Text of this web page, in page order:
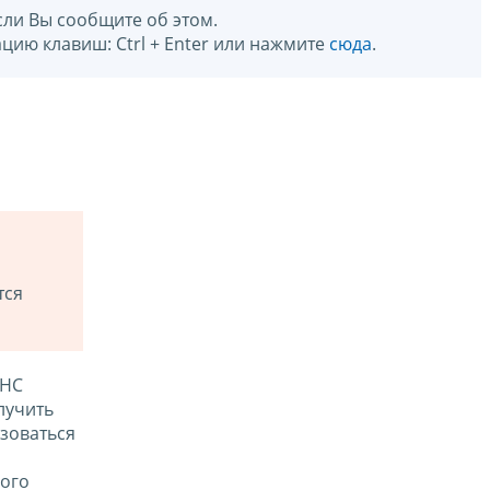
Вы сообщите об этом.
клавиш: Ctrl + Enter или нажмите сюда.